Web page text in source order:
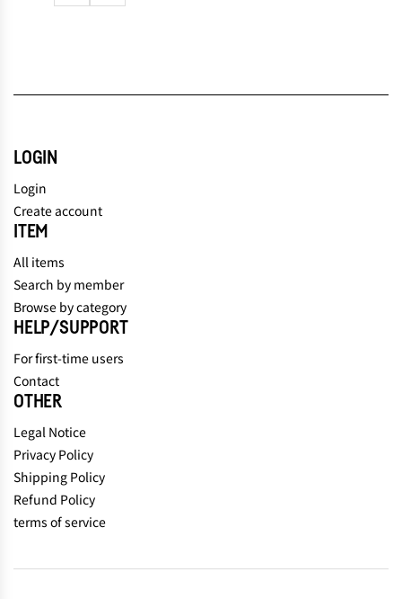
LOGIN
Login
Create account
ITEM
All items
Search by member
Browse by category
HELP/SUPPORT
For first-time users
Contact
OTHER
Legal Notice
Privacy Policy
Shipping Policy
Refund Policy
terms of service